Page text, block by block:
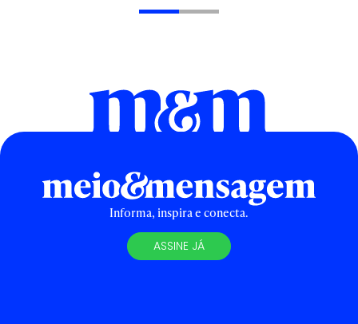
Informa, inspira e conecta.
ASSINE JÁ